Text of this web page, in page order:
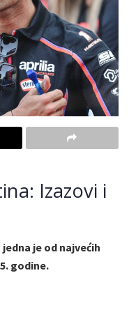
Izazovi i
je od najvećih
godine.